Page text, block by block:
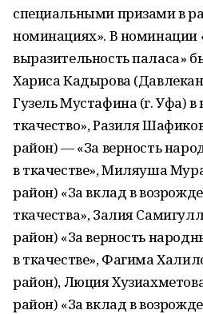
специальными призами в
номинациях». В номинации
выразительность паласа»
Хариса Кадырова
Гузель Мустафина (г. Уфа)
ткачество», Разиля
район) — «За верность
в ткачестве», Миляуша
район) «За вклад в
ткачества», Залия
район) «За верность
в ткачестве», Фагима
район), Люция
район) «За вклад в